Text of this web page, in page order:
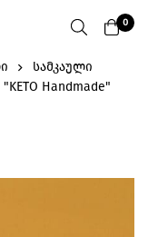
0
სამკაული
Handmade"